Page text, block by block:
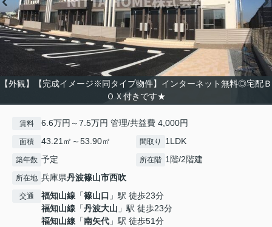
【外観】【完成イメージ※同タイプ物件】インターネット無料◎宅配Ｂ
ＯＸ付きです★
賃料 6.6万円～7.5万円 管理/共益費 4,000円
面積 43.21㎡～53.90㎡ 間取り 1LDK
築年数 予定 所在階 1階/2階建
所在地 兵庫県丹波篠山市西吹
交通 福知山線 「篠山口 」駅 徒歩23分
福知山線 「丹波大山 」駅 徒歩23分
福知山線 「南矢代 」駅 徒歩51分